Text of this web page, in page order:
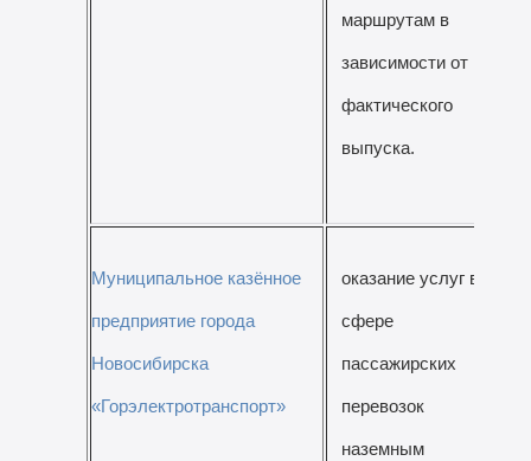
маршрутам в
зависимости от
фактического
выпуска.
Муниципальное казённое
предприятие города
Новосибирска
«Горэлектротранспорт»
оказание услуг в
сфере
пассажирских
перевозок
наземным